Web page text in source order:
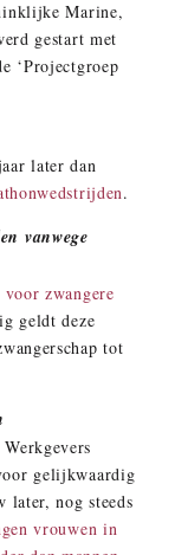
Marine,
gestart met
‘Projectgroep
later dan
.
vanwege
zwangere
geldt deze
tot
gelijkwaardig
later, nog steeds
vrouwen in